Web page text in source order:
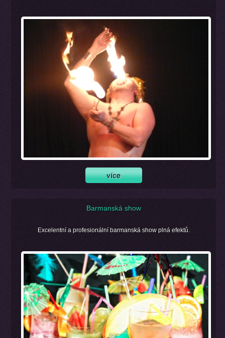
Barmanská show
Excelentní a profesionální barmanská show plná efektů.